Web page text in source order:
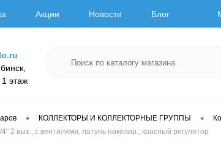
Акции Новости Блог
1 этаж
• КОЛЛЕКТОРЫ И КОЛЛЕКТОРНЫЕ ГРУППЫ •
2 вых., c вентилями, латунь никелир., красный регулятор